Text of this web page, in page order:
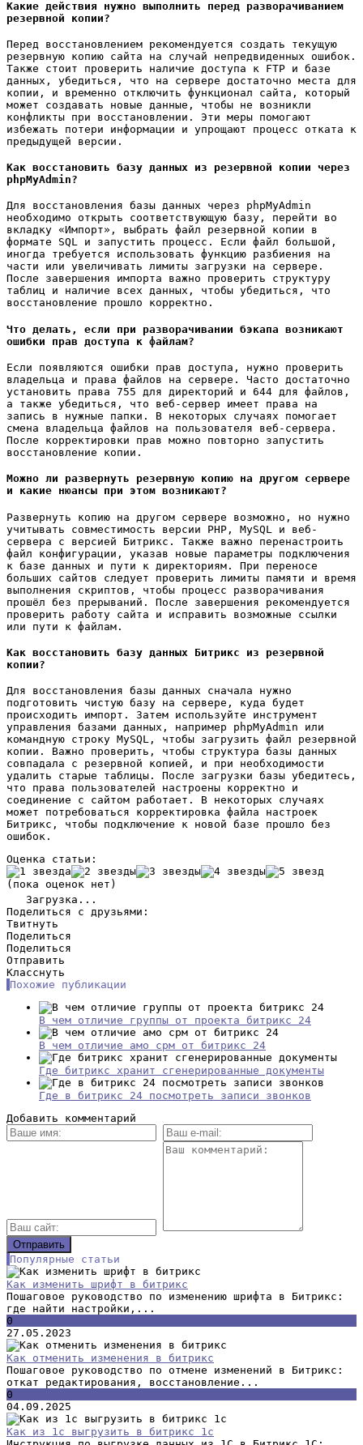
Какие действия нужно выполнить перед разворачиванием
резервной копии?
Перед восстановлением рекомендуется создать текущую
резервную копию сайта на случай непредвиденных ошибок.
Также стоит проверить наличие доступа к FTP и базе
данных, убедиться, что на сервере достаточно места для
копии, и временно отключить функционал сайта, который
может создавать новые данные, чтобы не возникли
конфликты при восстановлении. Эти меры помогают
избежать потери информации и упрощают процесс отката к
предыдущей версии.
Как восстановить базу данных из резервной копии через
phpMyAdmin?
Для восстановления базы данных через phpMyAdmin
необходимо открыть соответствующую базу, перейти во
вкладку «Импорт», выбрать файл резервной копии в
формате SQL и запустить процесс. Если файл большой,
иногда требуется использовать функцию разбиения на
части или увеличивать лимиты загрузки на сервере.
После завершения импорта важно проверить структуру
таблиц и наличие всех данных, чтобы убедиться, что
восстановление прошло корректно.
Что делать, если при разворачивании бэкапа возникают
ошибки прав доступа к файлам?
Если появляются ошибки прав доступа, нужно проверить
владельца и права файлов на сервере. Часто достаточно
установить права 755 для директорий и 644 для файлов,
а также убедиться, что веб-сервер имеет права на
запись в нужные папки. В некоторых случаях помогает
смена владельца файлов на пользователя веб-сервера.
После корректировки прав можно повторно запустить
восстановление копии.
Можно ли развернуть резервную копию на другом сервере
и какие нюансы при этом возникают?
Развернуть копию на другом сервере возможно, но нужно
учитывать совместимость версии PHP, MySQL и веб-
сервера с версией Битрикс. Также важно перенастроить
файл конфигурации, указав новые параметры подключения
к базе данных и пути к директориям. При переносе
больших сайтов следует проверить лимиты памяти и время
выполнения скриптов, чтобы процесс разворачивания
прошёл без прерываний. После завершения рекомендуется
проверить работу сайта и исправить возможные ссылки
или пути к файлам.
Как восстановить базу данных Битрикс из резервной
копии?
Для восстановления базы данных сначала нужно
подготовить чистую базу на сервере, куда будет
происходить импорт. Затем используйте инструмент
управления базами данных, например phpMyAdmin или
командную строку MySQL, чтобы загрузить файл резервной
копии. Важно проверить, чтобы структура базы данных
совпадала с резервной копией, и при необходимости
удалить старые таблицы. После загрузки базы убедитесь,
что права пользователей настроены корректно и
соединение с сайтом работает. В некоторых случаях
может потребоваться корректировка файла настроек
Битрикс, чтобы подключение к новой базе прошло без
ошибок.
Оценка статьи:
(пока оценок нет)
Загрузка...
Поделиться с друзьями:
Твитнуть
Поделиться
Поделиться
Отправить
Класснуть
Похожие публикации
В чем отличие группы от проекта битрикс 24
В чем отличие амо срм от битрикс 24
Где битрикс хранит сгенерированные документы
Где в битрикс 24 посмотреть записи звонков
Добавить комментарий
Популярные статьи
Как изменить шрифт в битрикс
Пошаговое руководство по изменению шрифта в Битрикс:
где найти настройки,...
0
27.05.2023
Как отменить изменения в битрикс
Пошаговое руководство по отмене изменений в Битрикс:
откат редактирования, восстановление...
0
04.09.2025
Как из 1с выгрузить в битрикс 1с